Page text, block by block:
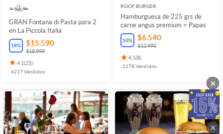
GRAN Fontana di Pasta para 2
en La Piccola Italia
18% $15.590
$18.999
4.1(25)
4217Vendidos
ROOF BURGER
Hamburguesa de 225 grs de
carne angus premium + Papas
50% $6.540
$12.990
4.1(8)
2178Vendidos
×
×